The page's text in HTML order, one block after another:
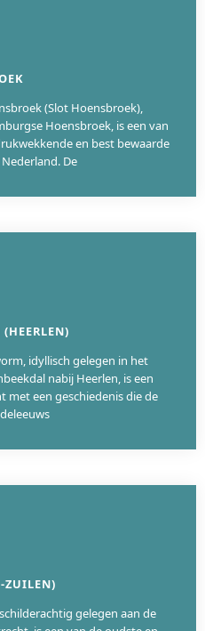
(Slot Hoensbroek),
Hoensbroek, is een van
en best bewaarde
De
(HEERLEN)
idyllisch gelegen in het
nabij Heerlen, is een
met een geschiedenis die de
ZUILEN)
gelegen aan de